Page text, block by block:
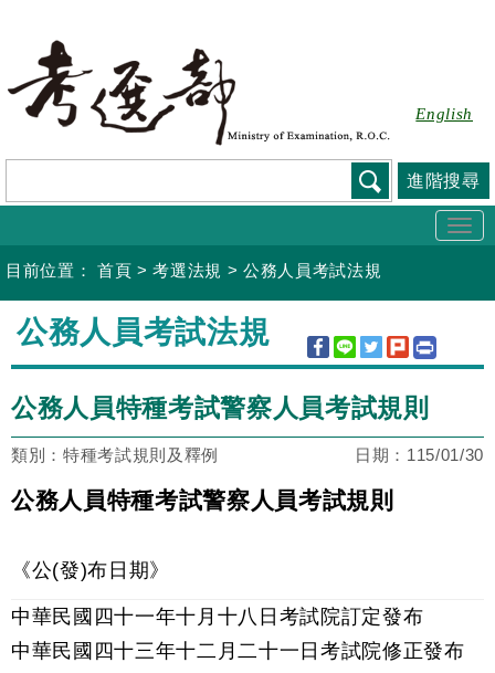
要
容
English
進階搜尋
目前位置： 首頁 >考選法規 >公務人員考試法規
:::
公務人員考試法規
公務人員特種考試警察人員考試規則
類別：特種考試規則及釋例 日期： 115/01/30
公務人員特種考試警察人員考試規則
《公(發)布日期》
中華民國四十一年十月十八日考試院訂定發布
中華民國四十三年十二月二十一日考試院修正發布